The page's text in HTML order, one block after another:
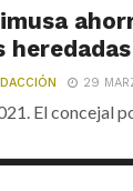
29
El concejal